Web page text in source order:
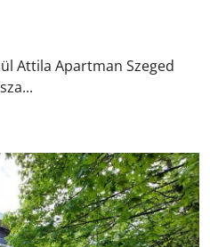
Attila Apartman Szeged